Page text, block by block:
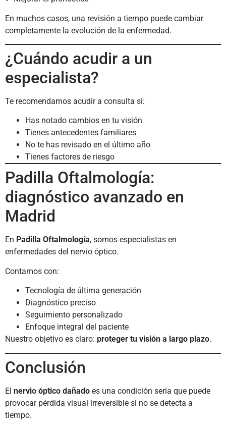
En muchos casos, una revisión a tiempo puede cambiar
completamente la evolución de la enfermedad.
¿Cuándo acudir a un
especialista?
Te recomendamos acudir a consulta si:
Has notado cambios en tu visión
Tienes antecedentes familiares
No te has revisado en el último año
Tienes factores de riesgo
Padilla Oftalmología:
diagnóstico avanzado en
Madrid
En Padilla Oftalmología, somos especialistas en
enfermedades del nervio óptico.
Contamos con:
Tecnología de última generación
Diagnóstico preciso
Seguimiento personalizado
Enfoque integral del paciente
Nuestro objetivo es claro: proteger tu visión a largo plazo.
Conclusión
El nervio óptico dañado es una condición seria que puede
provocar pérdida visual irreversible si no se detecta a
tiempo.